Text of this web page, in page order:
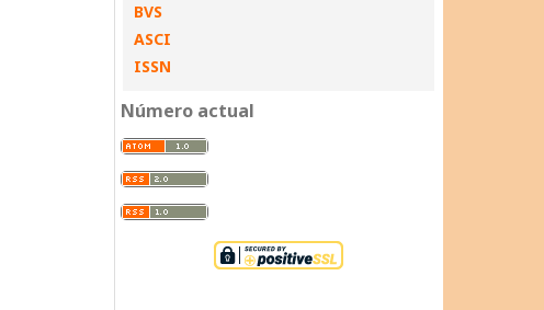
BVS
ASCI
ISSN
Número actual